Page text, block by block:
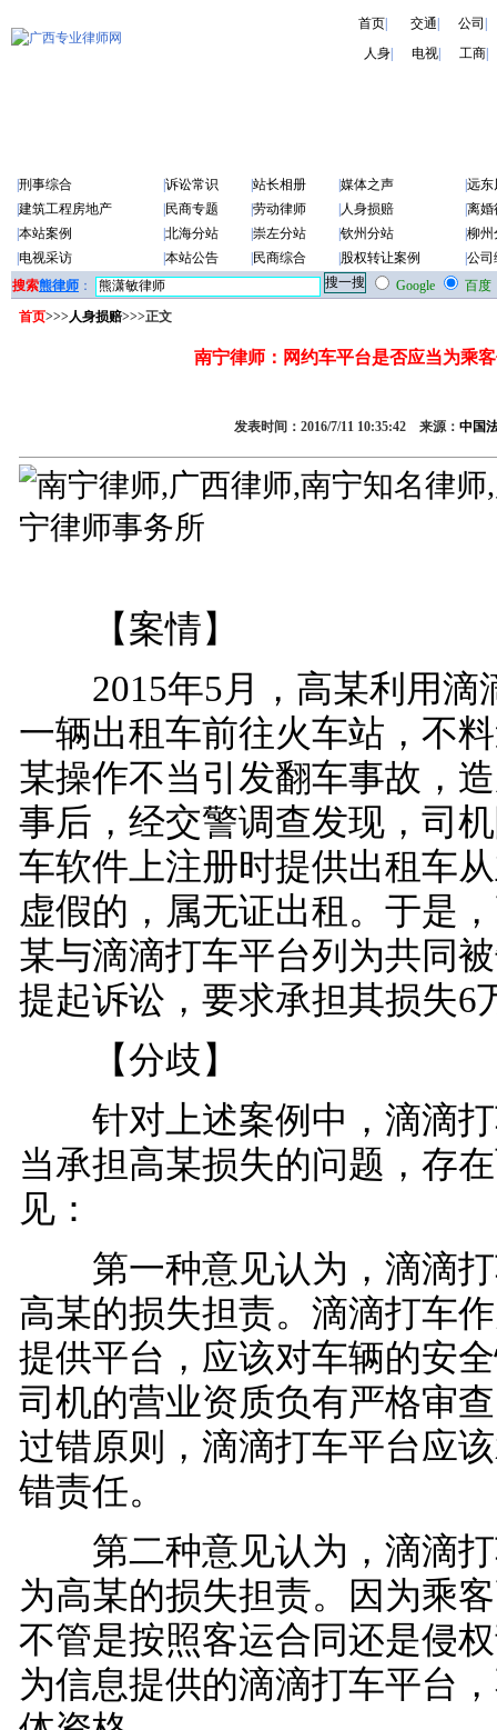
首页| 交通 公司
人身
电视 工商
刑事综合 诉讼常识 站长相册 媒体之声
远东
建筑工程房地产 民商专题 劳动律师 人身损赔
离婚
本站案例 北海分站 崇左分站 钦州分站
柳州
电视采访 本站公告 民商综合 股权转让案例
公司
搜索熊律师 ： Google
百度
首页>>>人身损赔>>>正文
南宁律师：网约车平台是否应当为乘
发表时间：2016/7/11 10:35:42 来源： 中国
【案情】
2015年5月，高某利用滴
一辆出租车前往火车站，不
某操作不当引发翻车事故，
事后，经交警调查发现，司
车软件上注册时提供出租车
虚假的，属无证出租。于是
某与滴滴打车平台列为共同
提起诉讼，要求承担其损失6
【分歧】
针对上述案例中，滴滴打
当承担高某损失的问题，存
见：
第一种意见认为，滴滴打
高某的损失担责。滴滴打车
提供平台，应该对车辆的安
司机的营业资质负有严格审
过错原则，滴滴打车平台应
错责任。
第二种意见认为，滴滴打
为高某的损失担责。因为乘
不管是按照客运合同还是侵
为信息提供的滴滴打车平台